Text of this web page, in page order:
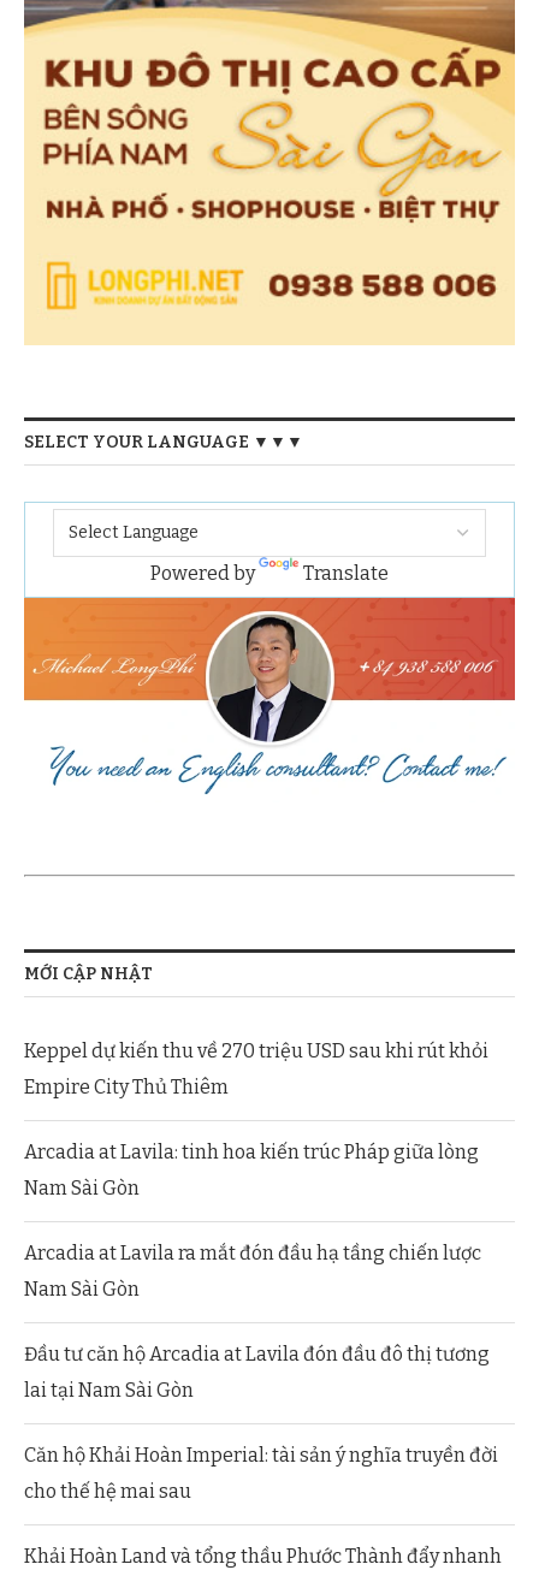
SELECT YOUR LANGUAGE ▼▼▼
Powered by Translate
MỚI CẬP NHẬT
Keppel dự kiến thu về 270 triệu USD sau khi rút khỏi
Empire City Thủ Thiêm
Arcadia at Lavila: tinh hoa kiến trúc Pháp giữa lòng
Nam Sài Gòn
Arcadia at Lavila ra mắt đón đầu hạ tầng chiến lược
Nam Sài Gòn
Đầu tư căn hộ Arcadia at Lavila đón đầu đô thị tương
lai tại Nam Sài Gòn
Căn hộ Khải Hoàn Imperial: tài sản ý nghĩa truyền đời
cho thế hệ mai sau
Khải Hoàn Land và tổng thầu Phước Thành đẩy nhanh